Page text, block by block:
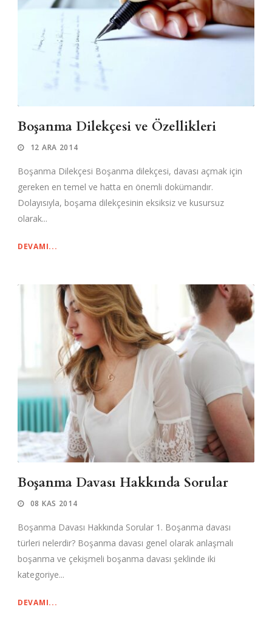
Boşanma Dilekçesi ve Özellikleri
12 ARA 2014
Boşanma Dilekçesi Boşanma dilekçesi, davası açmak için
gereken en temel ve hatta en önemli dokümandır.
Dolayısıyla, boşama dilekçesinin eksiksiz ve kusursuz
olarak...
DEVAMI...
Boşanma Davası Hakkında Sorular
08 KAS 2014
Boşanma Davası Hakkında Sorular 1. Boşanma davası
türleri nelerdir? Boşanma davası genel olarak anlaşmalı
boşanma ve çekişmeli boşanma davası şeklinde iki
kategoriye...
DEVAMI...